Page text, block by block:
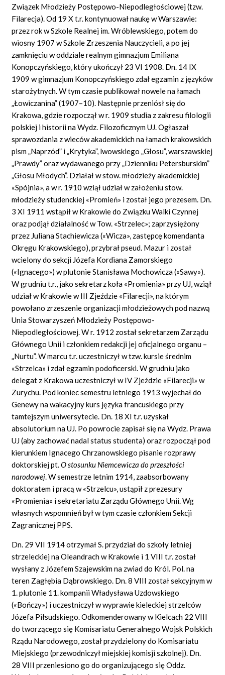
Związek Młodzieży Postępowo-Niepodległościowej (tzw.
Filarecja). Od 19 X t.r. kontynuował naukę w Warszawie:
przez rok w Szkole Realnej im. Wróblewskiego, potem do
wiosny 1907 w Szkole Zrzeszenia Nauczycieli, a po jej
zamknięciu w oddziale realnym gimnazjum Emiliana
Konopczyńskiego, który ukończył 23 VI 1908. Dn. 14 IX
1909 w gimnazjum Konopczyńskiego zdał egzamin z języków
starożytnych. W tym czasie publikował nowele na łamach
„Łowiczanina” (1907–10). Następnie przeniósł się do
Krakowa, gdzie rozpoczął w r. 1909 studia z zakresu filologii
polskiej i historii na Wydz. Filozoficznym UJ. Ogłaszał
sprawozdania z wieców akademickich na łamach krakowskich
pism „Naprzód” i „Krytyka”, lwowskiego „Głosu”, warszawskiej
„Prawdy” oraz wydawanego przy „Dzienniku Petersburskim”
„Głosu Młodych”. Działał w stow. młodzieży akademickiej
«Spójnia», a w r. 1910 wziął udział w założeniu stow.
młodzieży studenckiej «Promień» i został jego prezesem. Dn.
3 XI 1911 wstąpił w Krakowie do Związku Walki Czynnej
oraz podjął działalność w Tow. «Strzelec»; zaprzysiężony
przez Juliana Stachiewicza («Wicza», zastępcę komendanta
Okręgu Krakowskiego), przybrał pseud. Mazur i został
wcielony do sekcji Józefa Kordiana Zamorskiego
(«Ignacego») w plutonie Stanisława Mochowicza («Sawy»).
W grudniu t.r., jako sekretarz koła «Promienia» przy UJ, wziął
udział w Krakowie w III Zjeździe «Filarecji», na którym
powołano zrzeszenie organizacji młodzieżowych pod nazwą
Unia Stowarzyszeń Młodzieży Postępowo-
Niepodległościowej. W r. 1912 został sekretarzem Zarządu
Głównego Unii i członkiem redakcji jej oficjalnego organu –
„Nurtu”. W marcu t.r. uczestniczył w tzw. kursie średnim
«Strzelca» i zdał egzamin podoficerski. W grudniu jako
delegat z Krakowa uczestniczył w IV Zjeździe «Filarecji» w
Zurychu. Pod koniec semestru letniego 1913 wyjechał do
Genewy na wakacyjny kurs języka francuskiego przy
tamtejszym uniwersytecie. Dn. 18 XI t.r. uzyskał
absolutorium na UJ. Po powrocie zapisał się na Wydz. Prawa
UJ (aby zachować nadal status studenta) oraz rozpoczął pod
kierunkiem Ignacego Chrzanowskiego pisanie rozprawy
doktorskiej pt.O stosunku Niemcewicza do przeszłości
narodowej.W semestrze letnim 1914, zaabsorbowany
doktoratem i pracą w «Strzelcu», ustąpił z prezesury
«Promienia» i sekretariatu Zarządu Głównego Unii. Wg
własnych wspomnień był w tym czasie członkiem Sekcji
Zagranicznej PPS.
Dn. 29 VII 1914 otrzymał S. przydział do szkoły letniej
strzeleckiej na Oleandrach w Krakowie i 1 VIII t.r. został
wysłany z Józefem Szajewskim na zwiad do Król. Pol. na
teren Zagłębia Dąbrowskiego. Dn. 8 VIII został sekcyjnym w
1. plutonie 11. kompanii Władysława Uzdowskiego
(«Bończy») i uczestniczył w wyprawie kieleckiej strzelców
Józefa Piłsudskiego. Odkomenderowany w Kielcach 22 VIII
do tworzącego się Komisariatu Generalnego Wojsk Polskich
Rządu Narodowego, został przydzielony do Komisariatu
Miejskiego (przewodniczył miejskiej komisji szkolnej). Dn.
28 VIII przeniesiono go do organizującego się Oddz.